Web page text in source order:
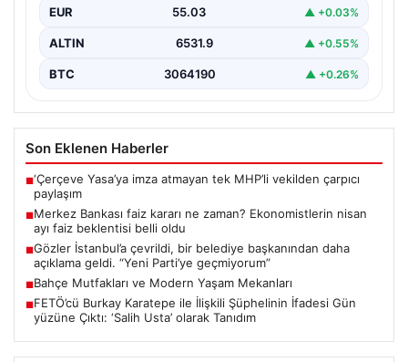
EUR 55.03 ▲ +0.03%
ALTIN 6531.9 ▲ +0.55%
BTC 3064190 ▲ +0.26%
Son Eklenen Haberler
■‘Çerçeve Yasa’ya imza atmayan tek MHP’li vekilden çarpıcı
paylaşım
■Merkez Bankası faiz kararı ne zaman? Ekonomistlerin nisan
ayı faiz beklentisi belli oldu
■Gözler İstanbul’a çevrildi, bir belediye başkanından daha
açıklama geldi. “Yeni Parti’ye geçmiyorum”
■Bahçe Mutfakları ve Modern Yaşam Mekanları
■FETÖ’cü Burkay Karatepe ile İlişkili Şüphelinin İfadesi Gün
yüzüne Çıktı: ‘Salih Usta’ olarak Tanıdım